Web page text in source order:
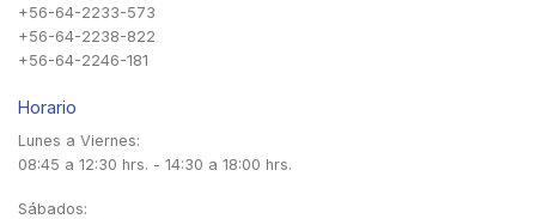
+56-64-2233-573
+56-64-2238-822
+56-64-2246-181
Horario
Lunes a Viernes:
08:45 a 12:30 hrs. - 14:30 a 18:00 hrs.
Sábados: